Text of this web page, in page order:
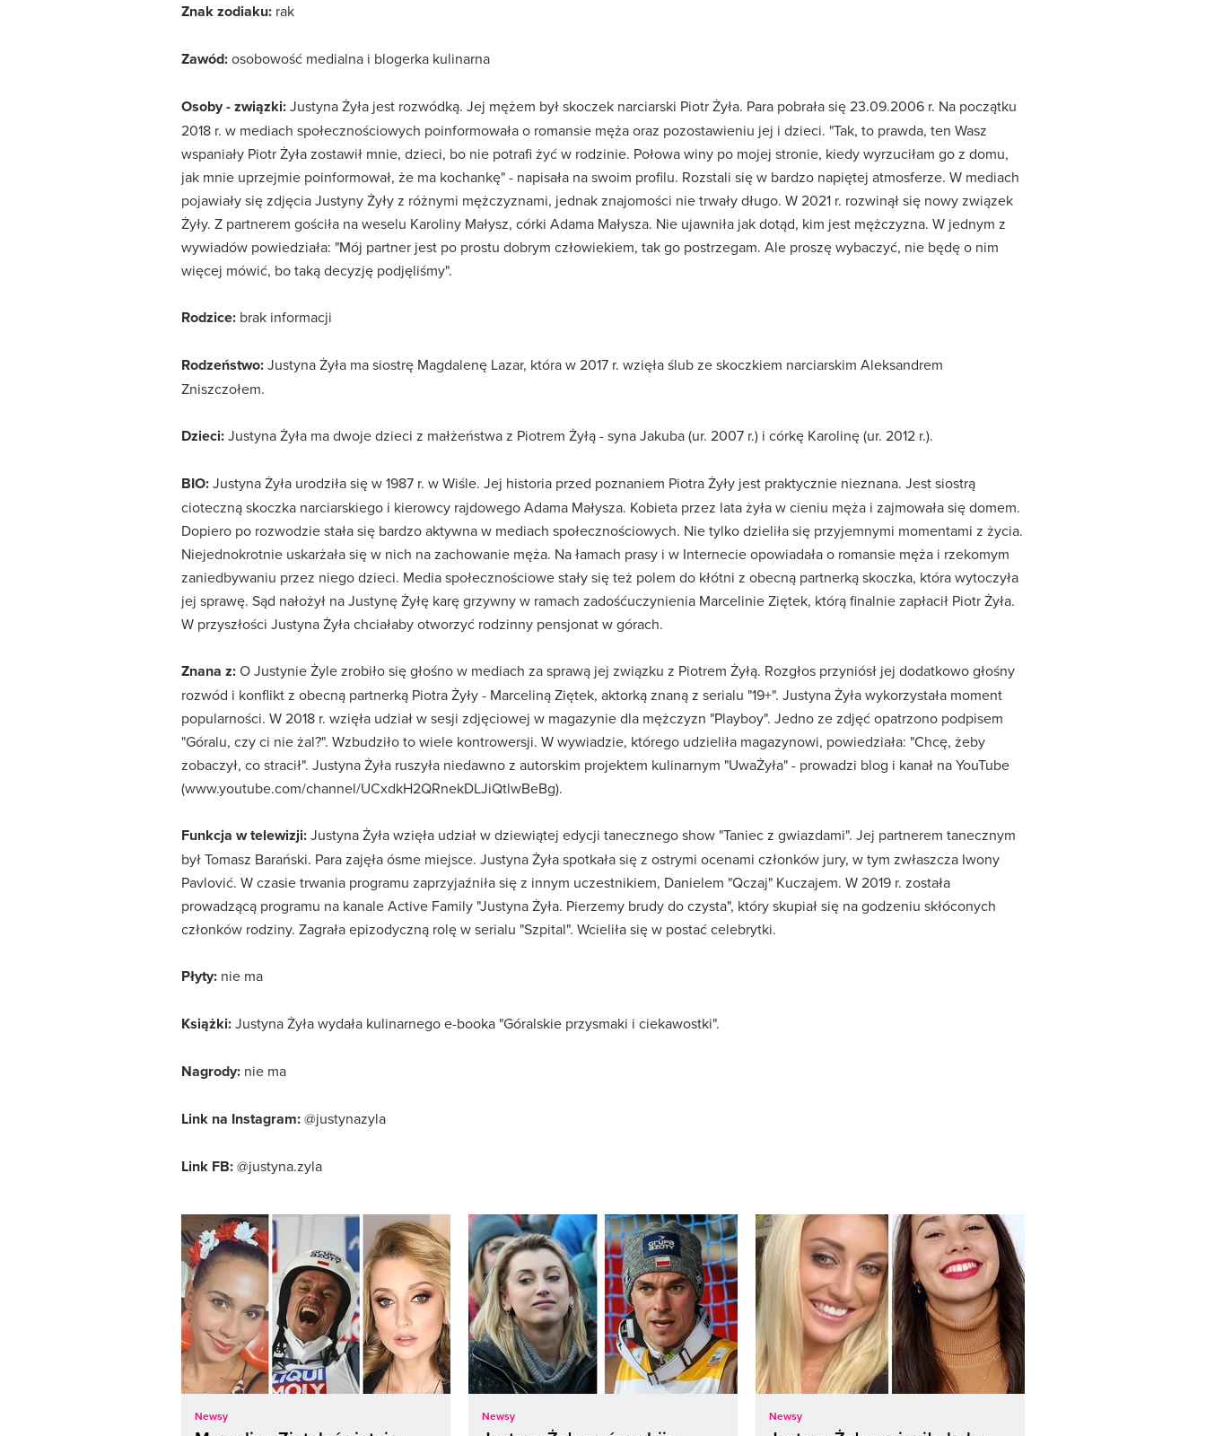
Znak zodiaku: rak
Zawód:osobowość medialna i blogerka kulinarna
Osoby - związki:Justyna Żyła jest rozwódką. Jej mężem był skoczek narciarski Piotr Żyła. Para pobrała się 23.09.2006 r. Na początku
2018 r. w mediach społecznościowych poinformowała o romansie męża oraz pozostawieniu jej i dzieci. "Tak, to prawda, ten Wasz
wspaniały Piotr Żyła zostawił mnie, dzieci, bo nie potrafi żyć w rodzinie. Połowa winy po mojej stronie, kiedy wyrzuciłam go z domu,
jak mnie uprzejmie poinformował, że ma kochankę" - napisała na swoim profilu. Rozstali się w bardzo napiętej atmosferze. W mediach
pojawiały się zdjęcia Justyny Żyły z różnymi mężczyznami, jednak znajomości nie trwały długo. W 2021 r. rozwinął się nowy związek
Żyły. Z partnerem gościła na weselu Karoliny Małysz, córki Adama Małysza. Nie ujawniła jak dotąd, kim jest mężczyzna. W jednym z
wywiadów powiedziała: "Mój partner jest po prostu dobrym człowiekiem, tak go postrzegam. Ale proszę wybaczyć, nie będę o nim
więcej mówić, bo taką decyzję podjęliśmy".
Rodzice: brak informacji
Rodzeństwo:Justyna Żyła ma siostrę Magdalenę Lazar, która w 2017 r. wzięła ślub ze skoczkiem narciarskim Aleksandrem
Zniszczołem.
Dzieci:Justyna Żyła ma dwoje dzieci z małżeństwa z Piotrem Żyłą - syna Jakuba (ur. 2007 r.) i córkę Karolinę (ur. 2012 r.).
BIO:Justyna Żyła urodziła się w 1987 r. w Wiśle. Jej historia przed poznaniem Piotra Żyły jest praktycznie nieznana. Jest siostrą
cioteczną skoczka narciarskiego i kierowcy rajdowego Adama Małysza. Kobieta przez lata żyła w cieniu męża i zajmowała się domem.
Dopiero po rozwodzie stała się bardzo aktywna w mediach społecznościowych. Nie tylko dzieliła się przyjemnymi momentami z życia.
Niejednokrotnie uskarżała się w nich na zachowanie męża. Na łamach prasy i w Internecie opowiadała o romansie męża i rzekomym
zaniedbywaniu przez niego dzieci. Media społecznościowe stały się też polem do kłótni z obecną partnerką skoczka, która wytoczyła
jej sprawę. Sąd nałożył na Justynę Żyłę karę grzywny w ramach zadośćuczynienia Marcelinie Ziętek, którą finalnie zapłacił Piotr Żyła.
W przyszłości Justyna Żyła chciałaby otworzyć rodzinny pensjonat w górach.
Znana z:O Justynie Żyle zrobiło się głośno w mediach za sprawą jej związku z Piotrem Żyłą. Rozgłos przyniósł jej dodatkowo głośny
rozwód i konflikt z obecną partnerką Piotra Żyły - Marceliną Ziętek, aktorką znaną z serialu "19+". Justyna Żyła wykorzystała moment
popularności. W 2018 r. wzięła udział w sesji zdjęciowej w magazynie dla mężczyzn "Playboy". Jedno ze zdjęć opatrzono podpisem
"Góralu, czy ci nie żal?". Wzbudziło to wiele kontrowersji. W wywiadzie, którego udzieliła magazynowi, powiedziała: "Chcę, żeby
zobaczył, co stracił". Justyna Żyła ruszyła niedawno z autorskim projektem kulinarnym "UwaŻyła" - prowadzi blog i kanał na YouTube
(www.youtube.com/channel/UCxdkH2QRnekDLJiQtlwBeBg).
Funkcja w telewizji:Justyna Żyła wzięła udział w dziewiątej edycji tanecznego show "Taniec z gwiazdami". Jej partnerem tanecznym
był Tomasz Barański. Para zajęła ósme miejsce. Justyna Żyła spotkała się z ostrymi ocenami członków jury, w tym zwłaszcza Iwony
Pavlović. W czasie trwania programu zaprzyjaźniła się z innym uczestnikiem, Danielem "Qczaj" Kuczajem. W 2019 r. została
prowadzącą programu na kanale Active Family "Justyna Żyła. Pierzemy brudy do czysta", który skupiał się na godzeniu skłóconych
członków rodziny. Zagrała epizodyczną rolę w serialu "Szpital". Wcieliła się w postać celebrytki.
Płyty: nie ma
Książki:Justyna Żyła wydała kulinarnego e-booka "Góralskie przysmaki i ciekawostki".
Nagrody: nie ma
Link na Instagram:@justynazyla
Link FB:@justyna.zyla
Newsy Newsy Newsy